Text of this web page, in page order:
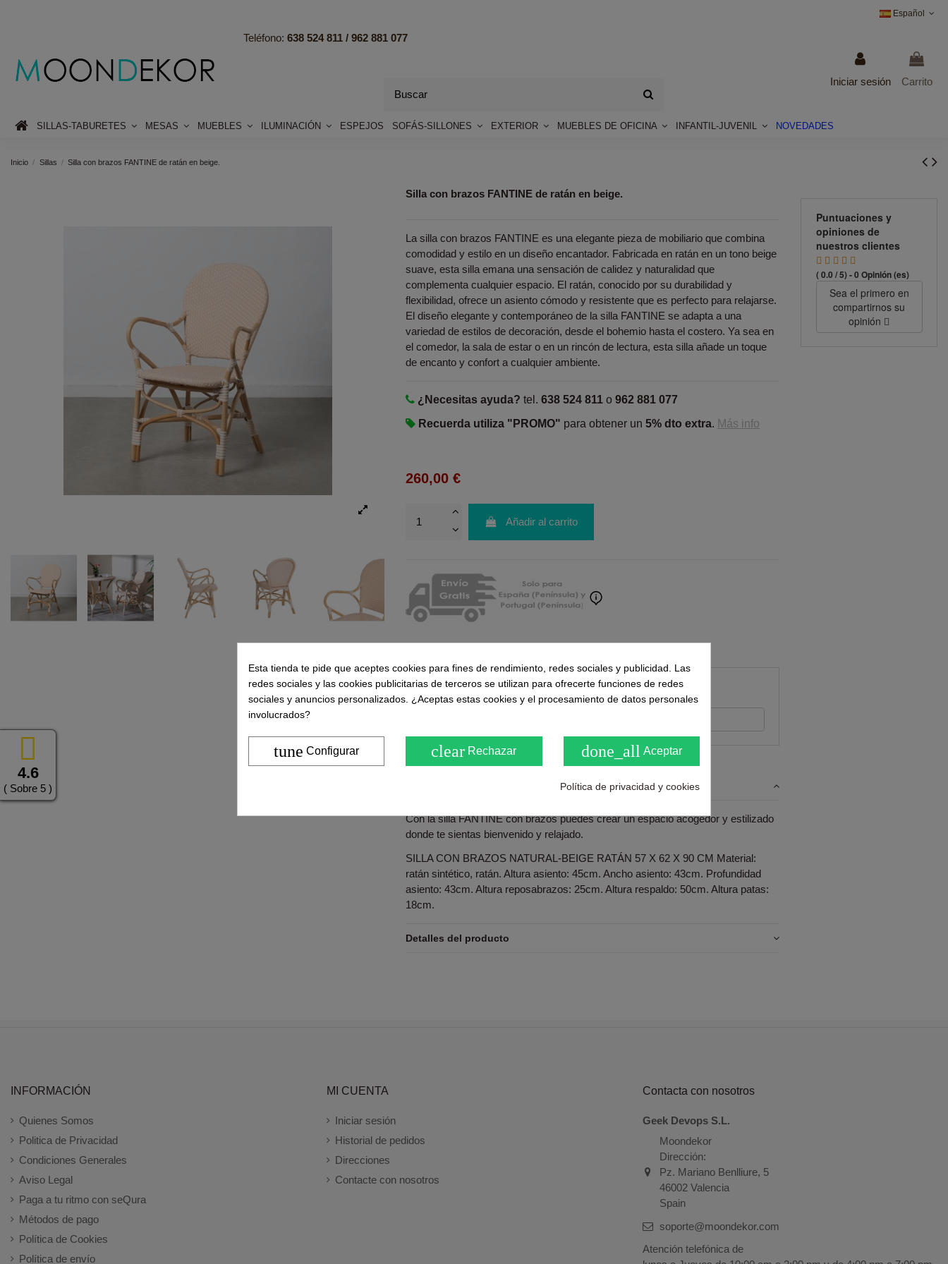
4.6
( Sobre 5 )
Español
Teléfono: 638 524 811 / 962 881 077
Iniciar sesión Carrito
SILLAS-TABURETES MESAS MUEBLES ILUMINACIÓN ESPEJOS SOFÁS-SILLONES EXTERIOR MUEBLES DE OFICINA INFANTIL-JUVENIL NOVEDADES
Inicio Sillas Silla con brazos FANTINE de ratán en beige.
Silla con brazos FANTINE de ratán en beige.
La silla con brazos FANTINE es una elegante pieza de mobiliario que combina
comodidad y estilo en un diseño encantador. Fabricada en ratán en un tono beige
suave, esta silla emana una sensación de calidez y naturalidad que
complementa cualquier espacio. El ratán, conocido por su durabilidad y
flexibilidad, ofrece un asiento cómodo y resistente que es perfecto para relajarse.
El diseño elegante y contemporáneo de la silla FANTINE se adapta a una
variedad de estilos de decoración, desde el bohemio hasta el costero. Ya sea en
el comedor, la sala de estar o en un rincón de lectura, esta silla añade un toque
de encanto y confort a cualquier ambiente.
¿Necesitas ayuda? tel. 638 524 811 o 962 881 077
Recuerda utiliza "PROMO" para obtener un 5% dto extra. Más info
260,00 €
Añadir al carrito
Puntuaciones y opiniones de nuestros clientes
( 0.0 / 5) - 0 Opinión (es)
Con la silla FANTINE con brazos puedes crear un espacio acogedor y estilizado
donde te sientas bienvenido y relajado.
SILLA CON BRAZOS NATURAL-BEIGE RATÁN 57 X 62 X 90 CM Material:
ratán sintético, ratán. Altura asiento: 45cm. Ancho asiento: 43cm. Profundidad
asiento: 43cm. Altura reposabrazos: 25cm. Altura respaldo: 50cm. Altura patas:
18cm.
Detalles del producto
Puntuaciones y
opiniones de
nuestros clientes
( 0.0 / 5) - 0 Opinión (es)
Sea el primero en
compartirnos su
opinión
INFORMACIÓN
Quienes Somos
Politica de Privacidad
Condiciones Generales
Aviso Legal
Paga a tu ritmo con seQura
Métodos de pago
Política de Cookies
Política de envío
MI CUENTA
Iniciar sesión
Historial de pedidos
Direcciones
Contacte con nosotros
Contacta con nosotros
Geek Devops S.L.
Moondekor
Dirección:
Pz. Mariano Benlliure, 5
46002 Valencia
Spain
soporte@moondekor.com
Atención telefónica de
Esta tienda te pide que aceptes cookies para fines de rendimiento, redes sociales y publicidad. Las
redes sociales y las cookies publicitarias de terceros se utilizan para ofrecerte funciones de redes
sociales y anuncios personalizados. ¿Aceptas estas cookies y el procesamiento de datos personales
involucrados?
tune Configurar clear Rechazar done_all Aceptar
Política de privacidad y cookies